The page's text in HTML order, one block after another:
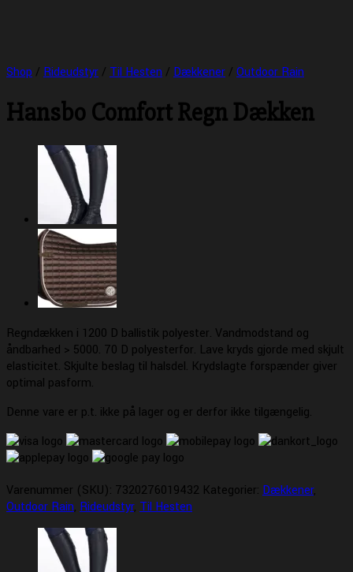
Shop / Rideudstyr / Til Hesten / Dækkener / Outdoor Rain
Hansbo Comfort Regn Dækken
Regndækken i 1200 D ballistik polyester. Vandmodstand og
åndbarhed > 5000. 70 D polyesterfor. Lave kryds gjorde med skjult
elasticitet. Skjulte beslag til halsdel. Krydslagte forspænder giver
optimal pasform.
Denne vare er p.t. ikke på lager og er derfor ikke tilgængelig.
Varenummer (SKU): 7320276019432 Kategorier: Dækkener,
Outdoor Rain, Rideudstyr, Til Hesten